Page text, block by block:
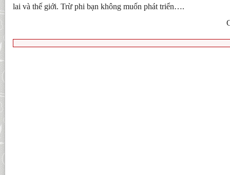
lai và thế giới. Trừ phi bạn không muốn phát triển….